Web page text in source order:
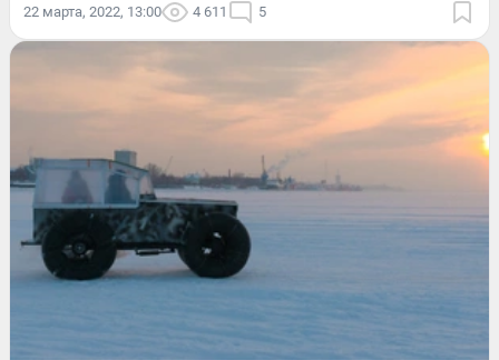
22 марта, 2022, 13:00 4 611 5